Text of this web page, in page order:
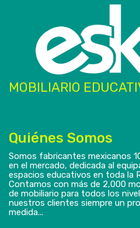
MOBILIARIO
Quiénes Somos
Somos fabricantes mexicanos
en el mercado, dedicada al
espacios educativos en toda la
Contamos con más de 2,000
de mobiliario para todos los
nuestros clientes siempre un
medida...